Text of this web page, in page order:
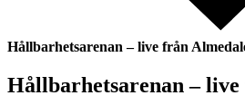
Hållbarhetsarenan – live från
Hållbarhetsarenan –